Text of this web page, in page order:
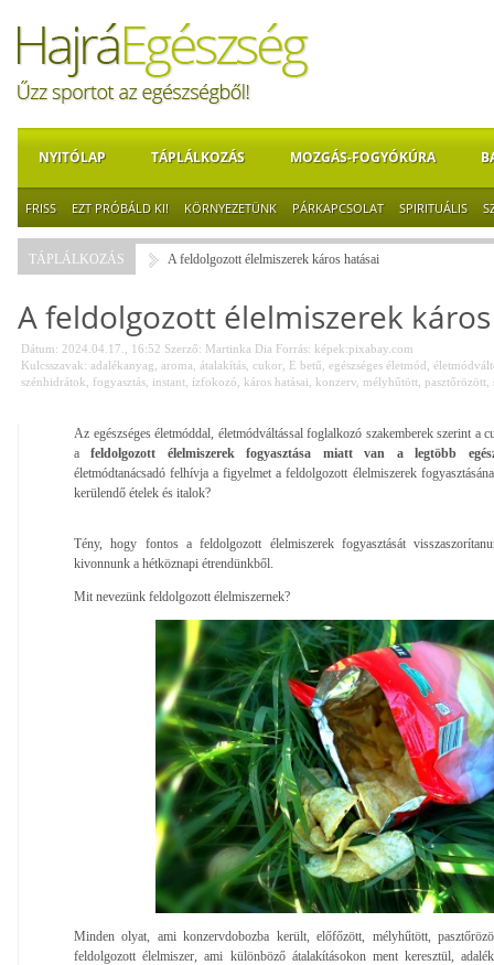
NYITÓLAP TÁPLÁLKOZÁS MOZGÁS-FOGYÓKÚRA
FRISS EZT PRÓBÁLD KI! KÖRNYEZETÜNK PÁRKAPCSOLAT SPIRITUÁLIS
TÁPLÁLKOZÁS A feldolgozott élelmiszerek káros hatásai
A feldolgozott élelmiszerek
Dátum: 2024.04.17., 16:52 Szerző: Martinka Dia Forrás: képek:pixabay.com
Kulcsszavak: adalékanyag aroma átalakítás cukor E betű egészséges életmód
szénhidrátok
fogyasztás instant ízfokozó káros hatásai konzerv mélyhűtött pasztőrözött
Az egészséges életmóddal, életmódváltással foglalkozó szakemberek szerint a
a feldolgozott élelmiszerek fogyasztása miatt van a legtöbb
életmódtanácsadó felhívja a figyelmet a feldolgozott élelmiszerek
kerülendő ételek és italok?
Tény, hogy fontos a feldolgozott élelmiszerek fogyasztását
kivonnunk a hétköznapi étrendünkből.
Mit nevezünk feldolgozott élelmiszernek?
Minden olyat, ami konzervdobozba került, előfőzött, mélyhűtött,
feldolgozott élelmiszer, ami különböző átalakításokon ment keresztül,